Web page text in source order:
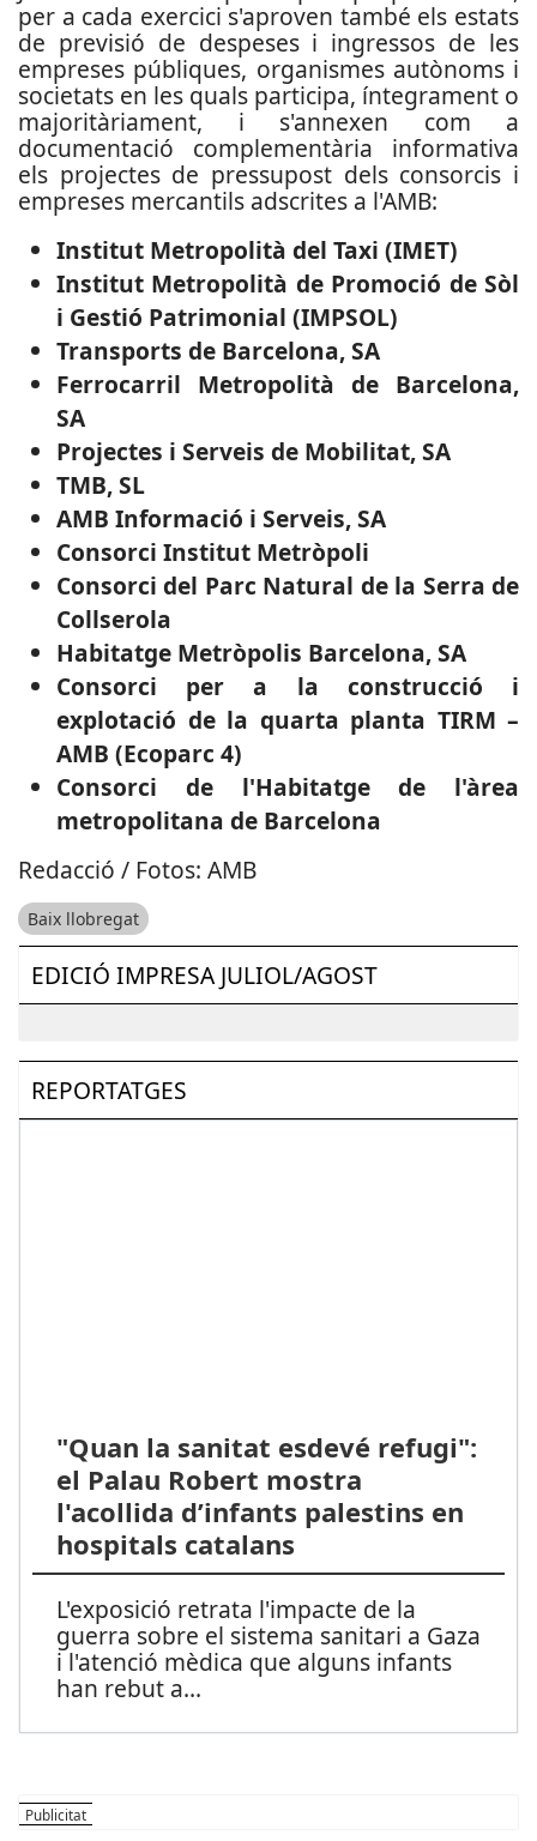
per a cada exercici s'aproven també els estats
de previsió de despeses i ingressos de les
empreses públiques, organismes autònoms i
societats en les quals participa, íntegrament o
majoritàriament, i s'annexen com a
documentació complementària informativa
els projectes de pressupost dels consorcis i
empreses mercantils adscrites a l'AMB:
Institut Metropolità del Taxi (IMET)
Institut Metropolità de Promoció de Sòl
i Gestió Patrimonial (IMPSOL)
Transports de Barcelona, SA
Ferrocarril Metropolità de Barcelona,
SA
Projectes i Serveis de Mobilitat, SA
TMB, SL
AMB Informació i Serveis, SA
Consorci Institut Metròpoli
Consorci del Parc Natural de la Serra de
Collserola
Habitatge Metròpolis Barcelona, SA
Consorci per a la construcció i
explotació de la quarta planta TIRM –
AMB (Ecoparc 4)
Consorci de l'Habitatge de l'àrea
metropolitana de Barcelona
Redacció / Fotos: AMB
Baix llobregat
EDICIÓ IMPRESA JULIOL/AGOST
REPORTATGES
"Quan la sanitat esdevé refugi":
el Palau Robert mostra
l'acollida d’infants palestins en
hospitals catalans
L'exposició retrata l'impacte de la
guerra sobre el sistema sanitari a Gaza
i l'atenció mèdica que alguns infants
han rebut a...